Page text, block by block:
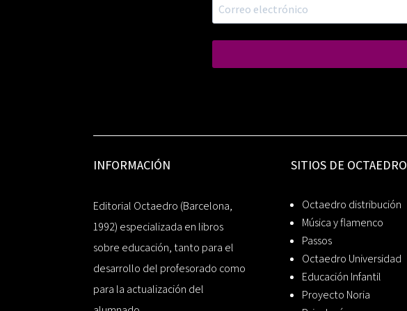
INFORMACIÓN
Editorial Octaedro (Barcelona,
1992) especializada en libros
sobre educación, tanto para el
desarrollo del profesorado como
para la actualización del
SITIOS DE OCTAEDRO
Octaedro distribución
Música y flamenco
Passos
Octaedro Universidad
Educación Infantil
Proyecto Noria